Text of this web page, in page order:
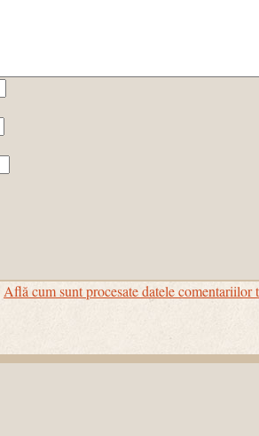
Află cum sunt procesate datele comentariilor